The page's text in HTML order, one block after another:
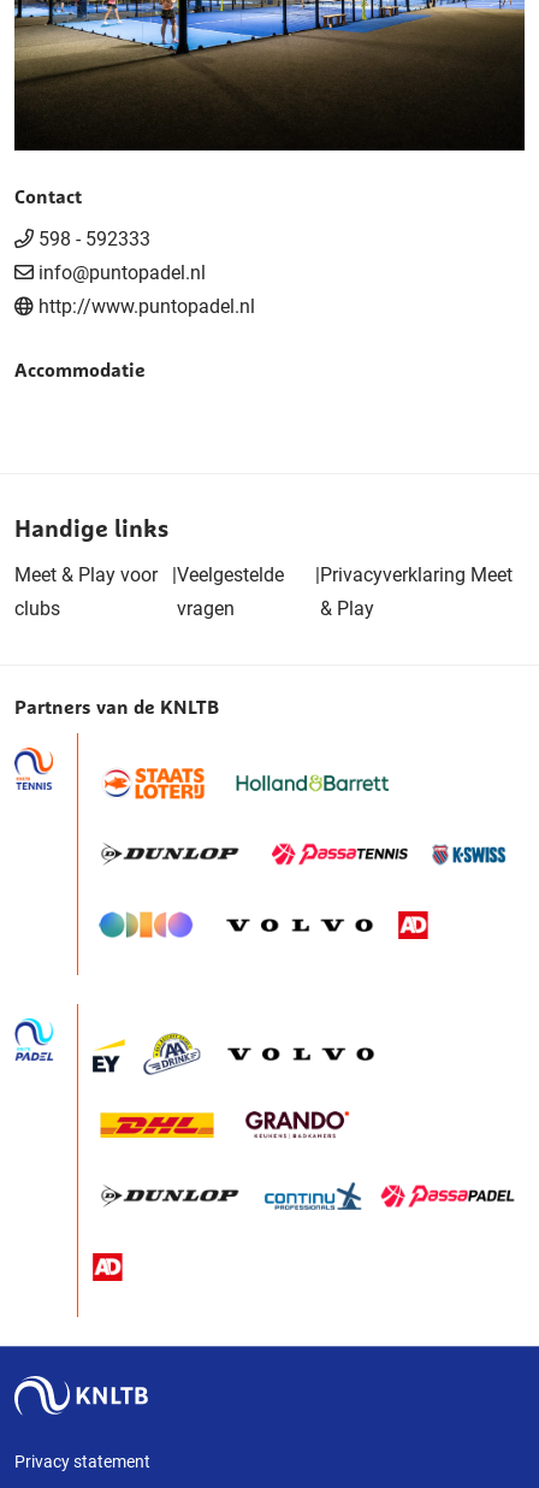
Contact
598 - 592333
info@puntopadel.nl
http://www.puntopadel.nl
Accommodatie
Handige links
Meet & Play voor
clubs
|Veelgestelde
vragen
|Privacyverklaring Meet
& Play
Partners van de KNLTB
Privacy statement